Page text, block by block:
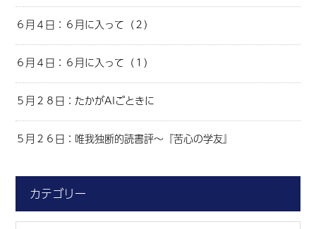
６月４日：６月に入って（２）
６月４日：６月に入って（１）
５月２８日：たかがAIごときに
５月２６日：唯我独断的読書評～『苦心の学友』
カテゴリー